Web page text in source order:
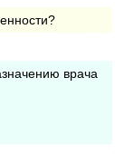
врача